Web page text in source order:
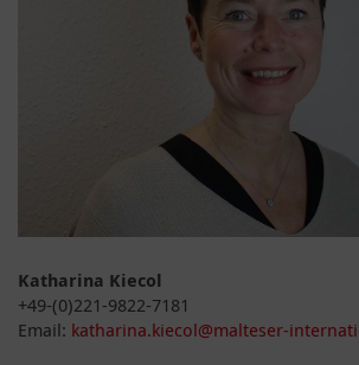
Katharina Kiecol
+49-(0)221-9822-7181
Email: katharina.kiecol@malteser-